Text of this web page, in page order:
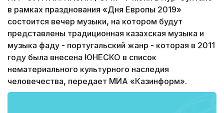
в рамках празднования «Дня Европы 2019»
состоится вечер музыки, на котором будут
представлены традиционная казахская музыка и
музыка фаду - португальский жанр - которая в 2011
году была внесена ЮНЕСКО в список
нематериального культурного наследия
человечества, передает МИА «Казинформ».